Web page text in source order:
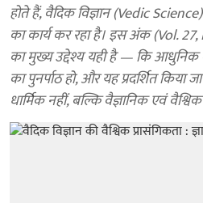
होते हैं, वैदिक विज्ञान (Vedic
का कार्य कर रहा है। इस अंक (Vol.
का मुख्य उद्देश्य यही है — कि आधुनिक
का पुनर्पाठ हो, और यह प्रदर्शित
धार्मिक नहीं, बल्कि वैज्ञानिक एवं